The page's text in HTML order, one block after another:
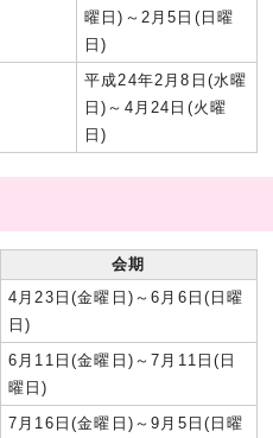
曜日)～2月5日(日曜
日)
平成24年2月8日(水曜
日)～4月24日(火曜
日)
会期
4月23日(金曜日)～6月6日(日曜
日)
6月11日(金曜日)～7月11日(日
曜日)
7月16日(金曜日)～9月5日(日曜